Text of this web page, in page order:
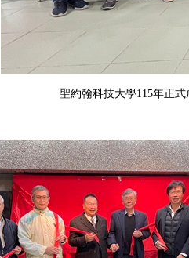
聖約翰科技大學115年正